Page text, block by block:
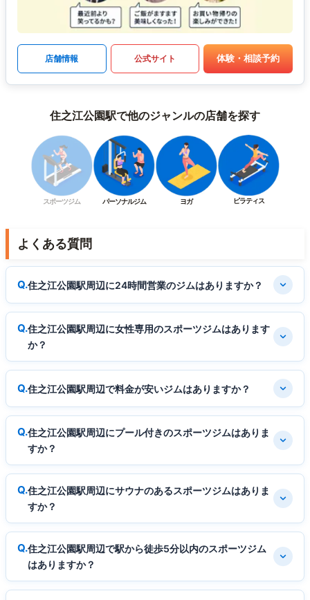
店舗情報 公式サイト 体験・相談予約
住之江公園駅で他のジャンルの店舗を探す
スポーツジム パーソナルジム ヨガ ピラティス
よくある質問
住之江公園駅周辺に24時間営業のジムはありますか？
住之江公園駅周辺に女性専用のスポーツジムはあります
か？
住之江公園駅周辺で料金が安いジムはありますか？
住之江公園駅周辺にプール付きのスポーツジムはありま
すか？
住之江公園駅周辺にサウナのあるスポーツジムはありま
すか？
住之江公園駅周辺で駅から徒歩5分以内のスポーツジム
はありますか？